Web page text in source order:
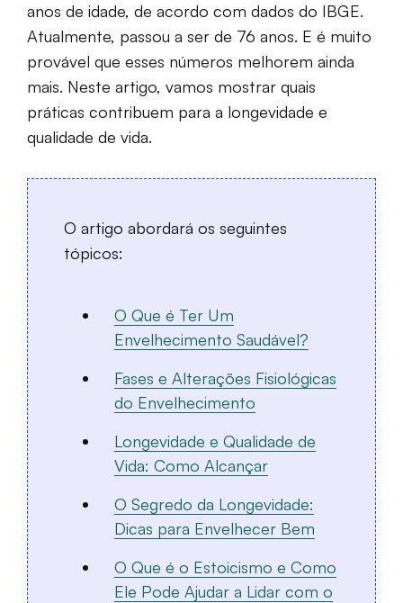
anos de idade, de acordo com dados do IBGE.
Atualmente, passou a ser de 76 anos. E é muito
provável que esses números melhorem ainda
mais. Neste artigo, vamos mostrar quais
práticas contribuem para a longevidade e
qualidade de vida.
O artigo abordará os seguintes
tópicos:
O Que é Ter Um
Envelhecimento Saudável?
Fases e Alterações Fisiológicas
do Envelhecimento
Longevidade e Qualidade de
Vida: Como Alcançar
O Segredo da Longevidade:
Dicas para Envelhecer Bem
O Que é o Estoicismo e Como
Ele Pode Ajudar a Lidar com o